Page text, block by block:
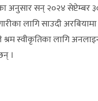
अनुसार सन् २०२४ सेप्टेम्बर
लागि साउदी
स्वीकृतिका लागि
।